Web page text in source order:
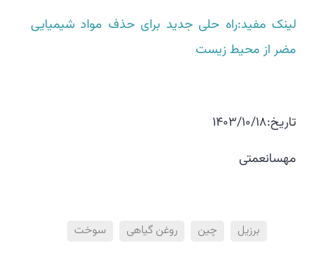
لینک مفید:راه حلی جدید برای حذف مواد شیمیایی
مضر از محیط زیست
تاریخ:1403/10/18
مهسانعمتی
برزیل چین روغن گیاهی سوخت